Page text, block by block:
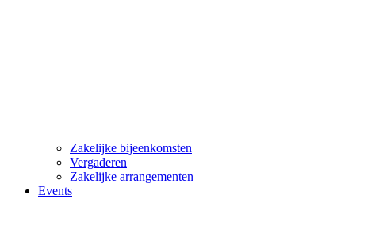
Zakelijke bijeenkomsten
Vergaderen
Zakelijke arrangementen
Events